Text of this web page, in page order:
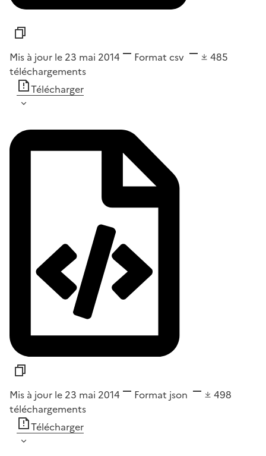
Mis à jour le 23 mai 2014 Format csv
485
téléchargements
Télécharger
Mis à jour le 23 mai 2014 Format json
498
téléchargements
Télécharger